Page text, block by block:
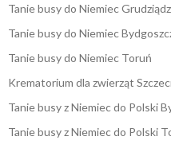
Tanie busy do Niemiec Grudziądz
Tanie busy do Niemiec
Tanie busy do Niemiec Toruń
Krematorium dla zwierząt
Tanie busy z Niemiec do Polski
Tanie busy z Niemiec do Polski